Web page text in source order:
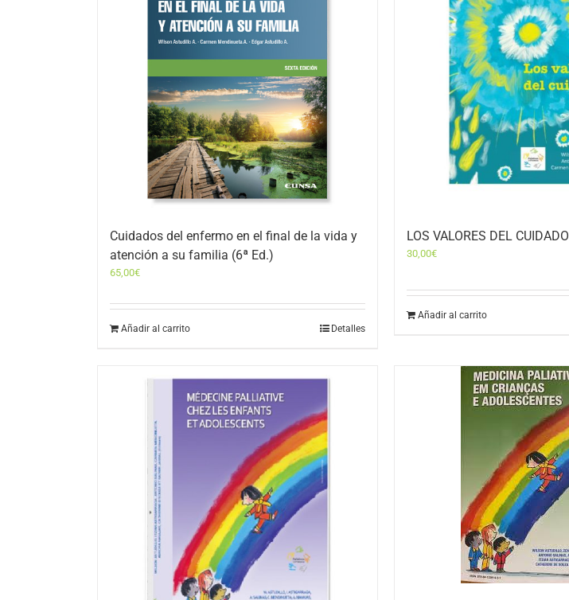
Cuidados del enfermo en el final de la vida y
atención a su familia (6ª Ed.)
65,00€
Añadir al carrito Detalles
LOS VALORES DEL CUIDADO
30,00€
Añadir al carrito